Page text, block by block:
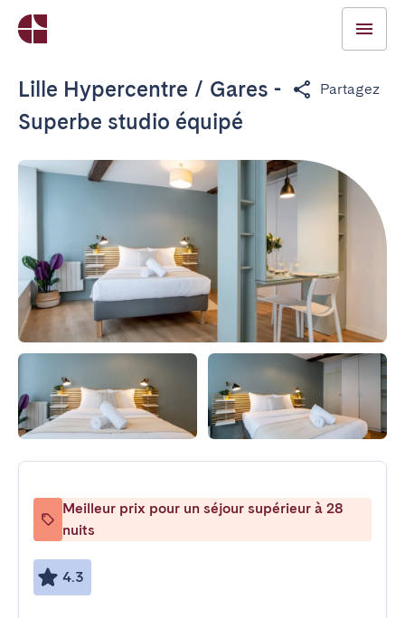
Lille Hypercentre / Gares -
Superbe studio équipé
Partagez
Meilleur prix pour un séjour supérieur à 28
nuits
4.3